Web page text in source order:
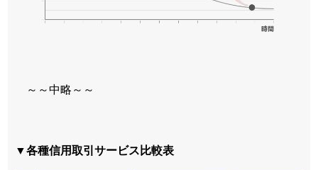
～～中略～～
▼各種信用取引サービス比較表